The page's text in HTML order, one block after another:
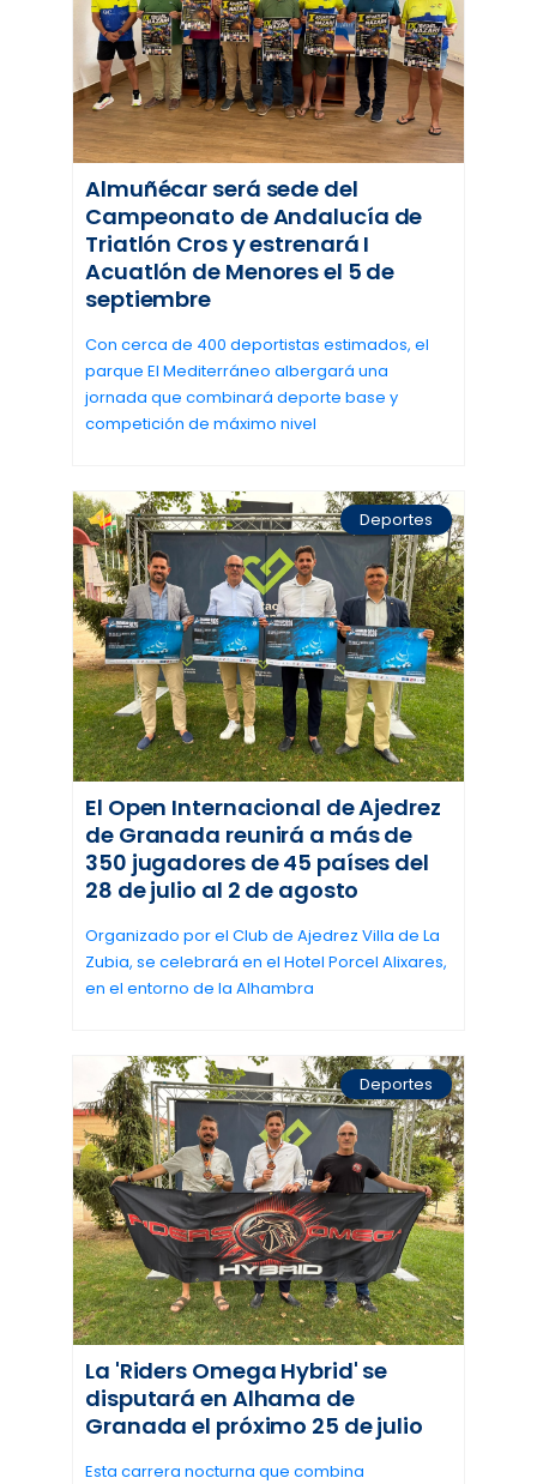
Almuñécar será sede del
Campeonato de Andalucía de
Triatlón Cros y estrenará I
Acuatlón de Menores el 5 de
septiembre
Con cerca de 400 deportistas estimados, el
parque El Mediterráneo albergará una
jornada que combinará deporte base y
competición de máximo nivel
Deportes
El Open Internacional de Ajedrez
de Granada reunirá a más de
350 jugadores de 45 países del
28 de julio al 2 de agosto
Organizado por el Club de Ajedrez Villa de La
Zubia, se celebrará en el Hotel Porcel Alixares,
en el entorno de la Alhambra
Deportes
La 'Riders Omega Hybrid' se
disputará en Alhama de
Granada el próximo 25 de julio
Esta carrera nocturna que combina